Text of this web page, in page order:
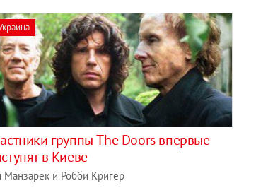
группы The Doors впервые
в Киеве
Манзарек и Робби Кригер